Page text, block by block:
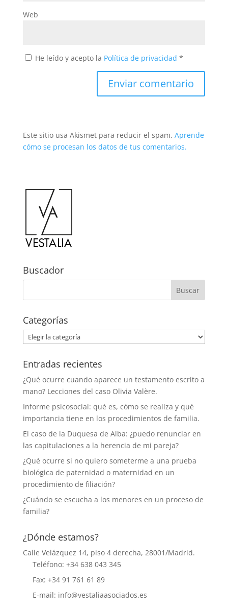
Web
He leído y acepto la Política de privacidad *
Este sitio usa Akismet para reducir el spam. Aprende
cómo se procesan los datos de tus comentarios.
Buscador
Categorías
Categorías
Entradas recientes
¿Qué ocurre cuando aparece un testamento escrito a
mano? Lecciones del caso Olivia Valère.
Informe psicosocial: qué es, cómo se realiza y qué
importancia tiene en los procedimientos de familia.
El caso de la Duquesa de Alba: ¿puedo renunciar en
las capitulaciones a la herencia de mi pareja?
¿Qué ocurre si no quiero someterme a una prueba
biológica de paternidad o maternidad en un
procedimiento de filiación?
¿Cuándo se escucha a los menores en un proceso de
familia?
¿Dónde estamos?
Calle Velázquez 14, piso 4 derecha, 28001/Madrid.
Teléfono: +34 638 043 345
Fax: +34 91 761 61 89
E-mail: info@vestaliaasociados.es